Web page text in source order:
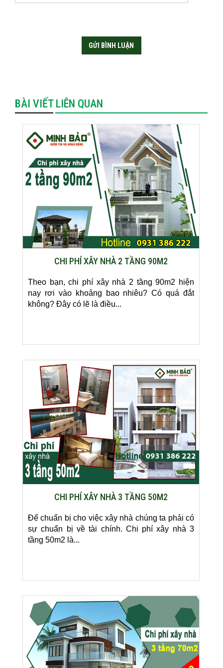
BÀI VIẾT LIÊN QUAN
CHI PHÍ XÂY NHÀ 2 TẦNG 90M2
Theo bạn, chi phí xây nhà 2 tầng 90m2 hiện
nay rơi vào khoảng bao nhiêu? Có quá đắt
không? Đây có lẽ là điều...
CHI PHÍ XÂY NHÀ 3 TẦNG 50M2
Để chuẩn bị cho việc xây nhà chúng ta phải có
sự chuẩn bị về tài chính. Chi phí xây nhà 3
tầng 50m2 là...